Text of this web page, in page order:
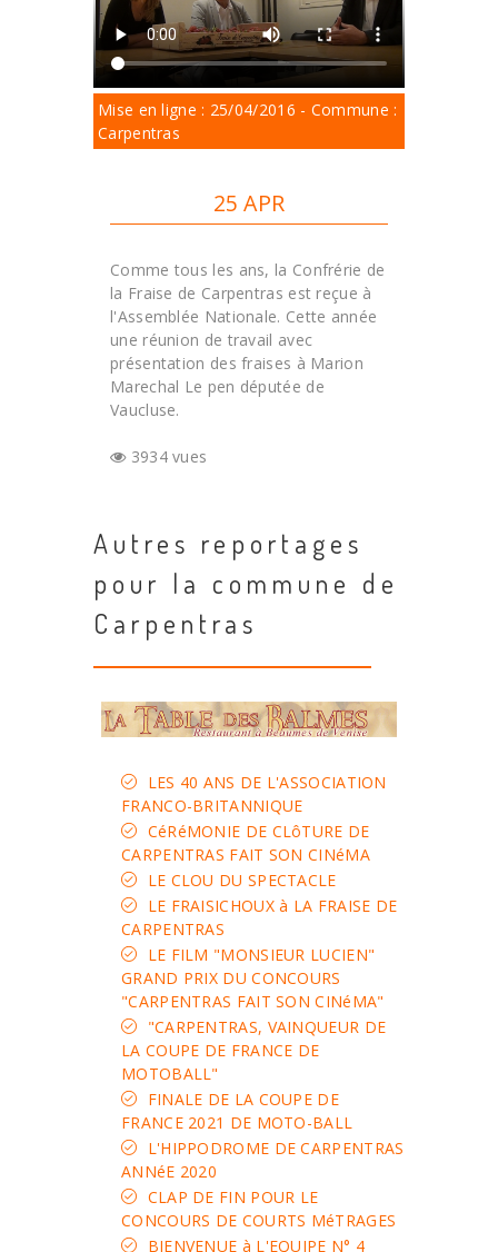
Mise en ligne : 25/04/2016 - Commune :
Carpentras
25 APR
Comme tous les ans, la Confrérie de
la Fraise de Carpentras est reçue à
l'Assemblée Nationale. Cette année
une réunion de travail avec
présentation des fraises à Marion
Marechal Le pen députée de
Vaucluse.
3934 vues
Autres reportages
pour la commune de
Carpentras
LES 40 ANS DE L'ASSOCIATION
FRANCO-BRITANNIQUE
CéRéMONIE DE CLôTURE DE
CARPENTRAS FAIT SON CINéMA
LE CLOU DU SPECTACLE
LE FRAISICHOUX à LA FRAISE DE
CARPENTRAS
LE FILM "MONSIEUR LUCIEN"
GRAND PRIX DU CONCOURS
"CARPENTRAS FAIT SON CINéMA"
"CARPENTRAS, VAINQUEUR DE
LA COUPE DE FRANCE DE
MOTOBALL"
FINALE DE LA COUPE DE
FRANCE 2021 DE MOTO-BALL
L'HIPPODROME DE CARPENTRAS
ANNéE 2020
CLAP DE FIN POUR LE
CONCOURS DE COURTS MéTRAGES
BIENVENUE à L'EQUIPE N° 4